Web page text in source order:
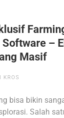
–
Masif
KROS
bisa bikin
Salah